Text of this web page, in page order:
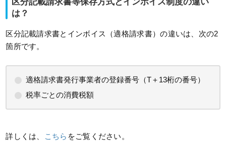
区分記載請求書等保存方式とインボイス制度の違い
は？
区分記載請求書とインボイス（適格請求書）の違いは、次の2
箇所です。
適格請求書発行事業者の登録番号（T＋13桁の番号）
税率ごとの消費税額
詳しくは、 こちら をご覧ください。